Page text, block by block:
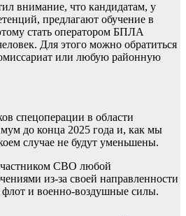
внимание, что кандидатам, у
предлагают обучение в
стать оператором БПЛА
Для этого можно обратиться
или любую районную
спецоперации в области
до конца 2025 года и, как мы
случае не будут уменьшены.
СВО любой
из-за своей направленности
флот и военно-воздушные силы.